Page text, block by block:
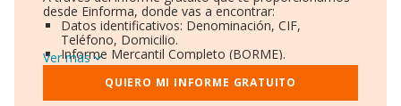
desde Einforma, donde vas a encontrar:
Datos identificativos: Denominación, CIF,
Teléfono, Domicilio.
Informe Mercantil Completo (BORME).
Gráficos de Evolución Ventas y Empleados.
Consejo de Administración y Administradores.
Directivos y Ejecutivos.
Ver más
QUIERO MI INFORME GRATUITO